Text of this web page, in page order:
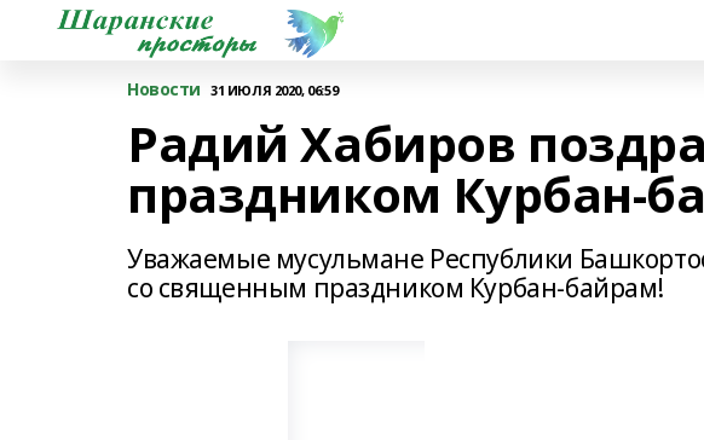
Новости 31 ИЮЛЯ 2020, 06:59
Радий Хабиров
праздником Курбан-
Уважаемые мусульмане Республики
со священным праздником Курбан-байрам!